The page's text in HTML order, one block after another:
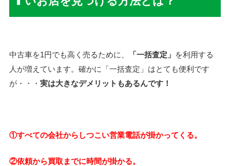
中古車を1円でも高く売るために、 「一括査定」 を利用する
人が増えています。確かに「一括査定」はとても便利です
が・・・ 実は大きなデメリットもあるんです！
①すべての会社からしつこい営業電話が掛かってくる。
②依頼から買取までに時間が掛かる。